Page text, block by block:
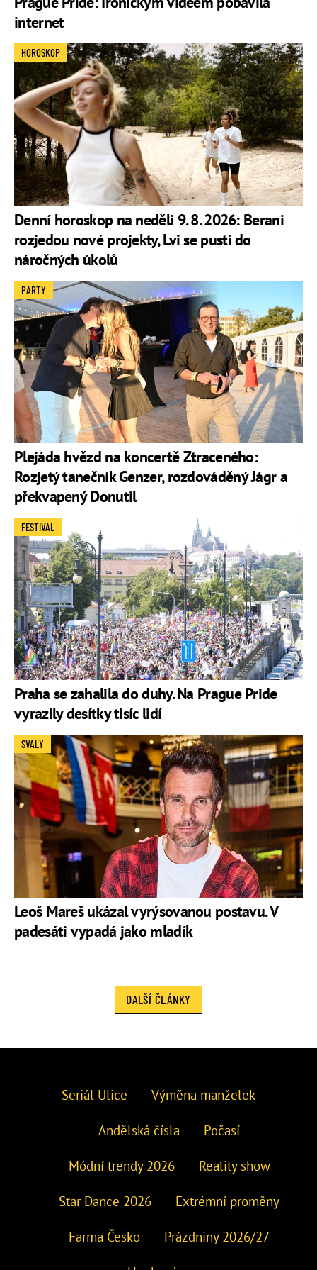
internet
Denní horoskop na neděli 9. 8. 2026: Berani
rozjedou nové projekty, Lvi se pustí do
náročných úkolů
HOROSKOP
Plejáda hvězd na koncertě Ztraceného:
Rozjetý tanečník Genzer, rozdováděný Jágr a
překvapený Donutil
PARTY
Praha se zahalila do duhy. Na Prague Pride
vyrazily desítky tisíc lidí
FESTIVAL
Leoš Mareš ukázal vyrýsovanou postavu. V
padesáti vypadá jako mladík
SVALY
DALŠÍ ČLÁNKY
Seriál Ulice Výměna manželek
Andělská čísla Počasí
Módní trendy 2026 Reality show
Star Dance 2026 Extrémní proměny
Farma Česko Prázdniny 2026/27